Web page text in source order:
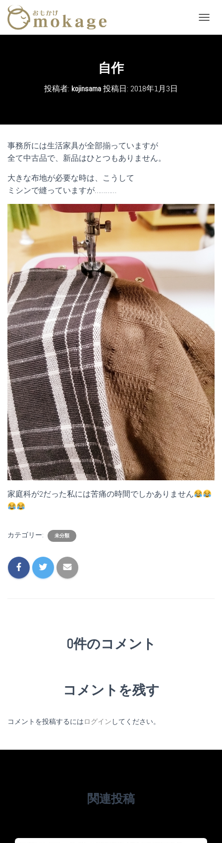
ビ
自作
投稿者: kojinsama投稿日: 2018年1月3日
事務所には生活家具が全部揃っていますが
全て中古品で、新品はひとつもありません。
大きな布地が必要な時は、こうして
ミシンで縫っていますが…………
家庭科が2だった私には苦痛の時間でしかありません
カテゴリー: 未分類
0件のコメント
コメントを残す
コメントを投稿するにはログイン してください。
関連投稿